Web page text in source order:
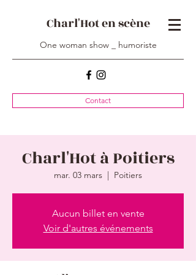
Charl'Hot en scène
One woman show _ humoriste
Contact
Charl'Hot à Poitiers
mar. 03 mars
  |
Poitiers
Aucun billet en vente
Voir d'autres événements